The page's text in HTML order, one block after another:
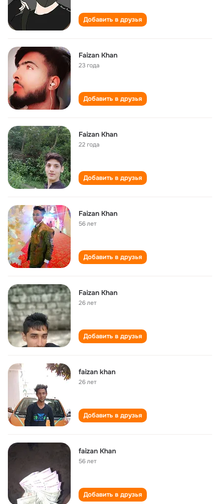
Добавить в друзья
Faizan Khan
23 года
Добавить в друзья
Faizan Khan
22 года
Добавить в друзья
Faizan Khan
56 лет
Добавить в друзья
Faizan Khan
26 лет
Добавить в друзья
faizan khan
26 лет
Добавить в друзья
faizan Khan
56 лет
Добавить в друзья